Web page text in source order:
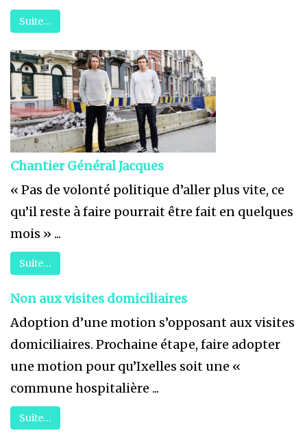
Suite…
Chantier Général Jacques
« Pas de volonté politique d’aller plus vite, ce
qu’il reste à faire pourrait être fait en quelques
mois » ...
Suite…
Non aux visites domiciliaires
Adoption d’une motion s’opposant aux visites
domiciliaires. Prochaine étape, faire adopter
une motion pour qu’Ixelles soit une «
commune hospitalière ...
Suite…